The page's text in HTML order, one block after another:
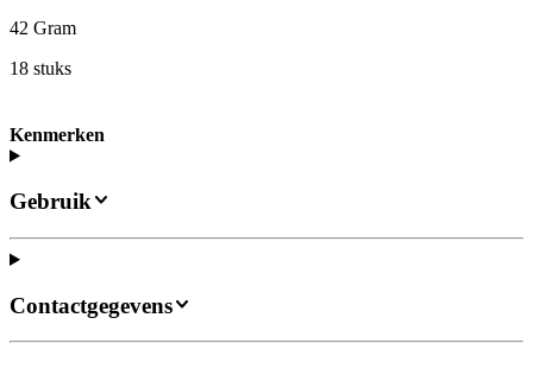
42 Gram
18 stuks
Kenmerken
Gebruik
Contactgegevens